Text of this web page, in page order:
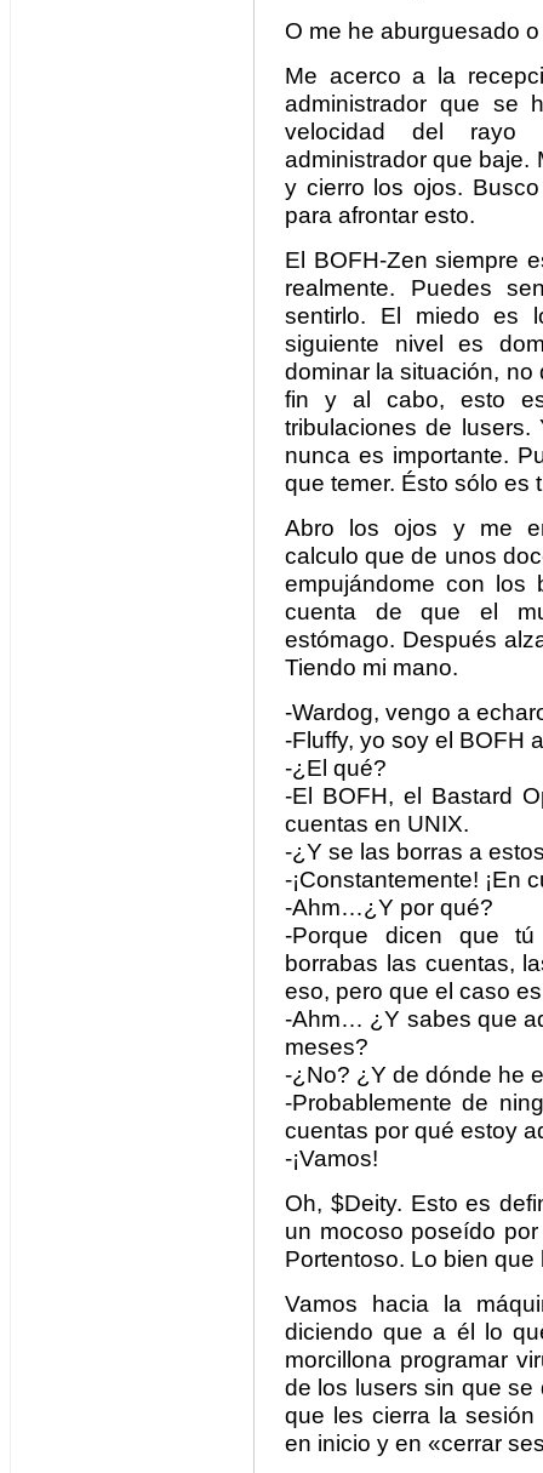
O me he aburguesado
Me acerco a la
administrador que se
velocidad del rayo
administrador que baje.
y cierro los ojos.
para afrontar esto.
El BOFH-Zen siempre
realmente. Puedes
sentirlo. El miedo es
siguiente nivel es
dominar la situación, no
fin y al cabo, esto
tribulaciones de
nunca es importante.
que temer. Ésto sólo es
Abro los ojos y me
calculo que de unos
empujándome con los
cuenta de que el
estómago. Después
Tiendo mi mano.
-Wardog, vengo a
-Fluffy, yo soy el BOFH
-¿El qué?
-El BOFH, el Bastard
cuentas en UNIX.
-¿Y se las borras a
-¡Constantemente! ¡En
-Ahm…¿Y por qué?
-Porque dicen que
borrabas las cuentas,
eso, pero que el caso
-Ahm… ¿Y sabes que
meses?
-¿No? ¿Y de dónde he
-Probablemente de
cuentas por qué estoy
-¡Vamos!
Oh, $Deity. Esto es
un mocoso poseído
Portentoso. Lo bien
Vamos hacia la
diciendo que a él lo
morcillona programar
de los lusers sin que se
que les cierra la
en inicio y en «cerrar